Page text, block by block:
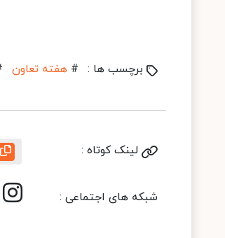
برچسب ها : # هفته تعاون
لینک کوتاه :
شبکه های اجتماعی :